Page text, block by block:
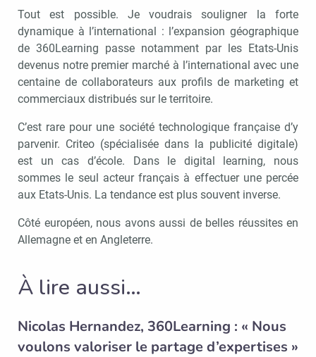
Tout est possible. Je voudrais souligner la forte
dynamique à l’international : l’expansion géographique
de 360Learning passe notamment par les Etats-Unis
devenus notre premier marché à l’international avec une
centaine de collaborateurs aux profils de marketing et
commerciaux distribués sur le territoire.
C’est rare pour une société technologique française d’y
parvenir. Criteo (spécialisée dans la publicité digitale)
est un cas d’école. Dans le digital learning, nous
sommes le seul acteur français à effectuer une percée
aux Etats-Unis. La tendance est plus souvent inverse.
Côté européen, nous avons aussi de belles réussites en
Allemagne et en Angleterre.
À lire aussi…
Nicolas Hernandez, 360Learning : « Nous
voulons valoriser le partage d’expertises »